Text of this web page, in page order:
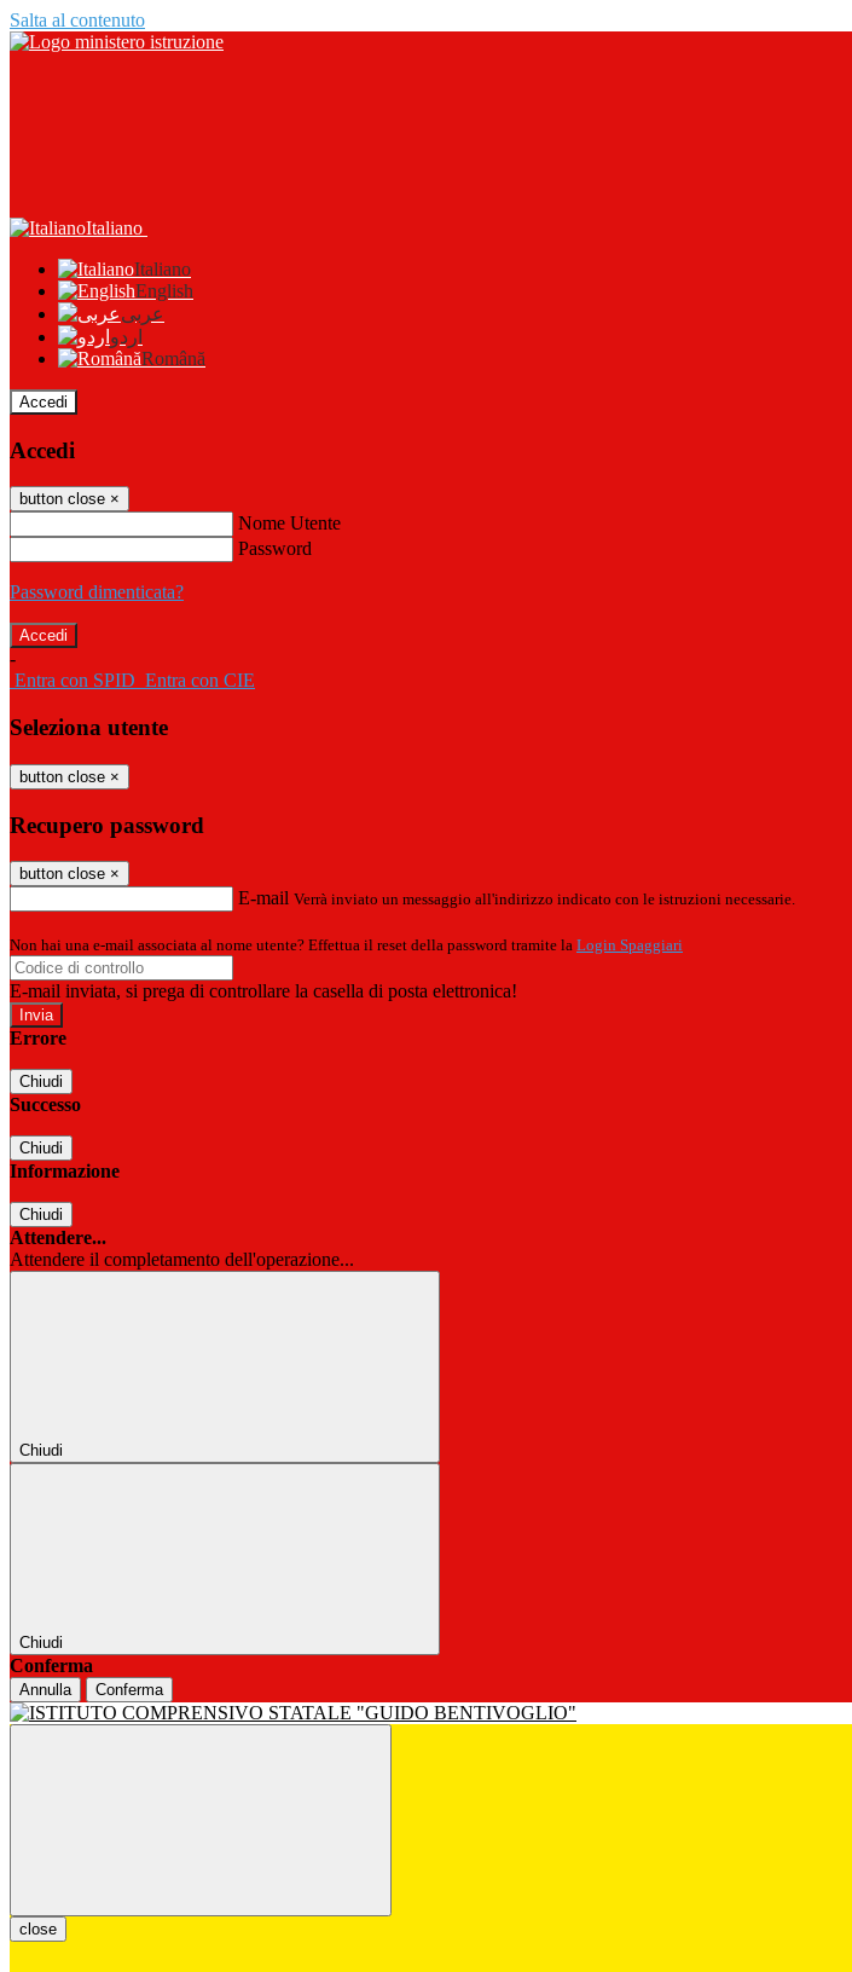
Salta al contenuto
Italiano
Italiano
English
عربى
اردو
Română
Accedi
Accedi
button close ×
Nome Utente
Password
Password dimenticata?
-
Entra con SPID Entra con CIE
Seleziona utente
button close ×
Recupero password
button close ×
E-mail Verrà inviato un messaggio all'indirizzo indicato con le istruzioni necessarie.
Non hai una e-mail associata al nome utente? Effettua il reset della password tramite la Login Spaggiari
E-mail inviata, si prega di controllare la casella di posta elettronica!
Errore
Chiudi
Successo
Chiudi
Informazione
Chiudi
Attendere...
Attendere il completamento dell'operazione...
Chiudi
Chiudi
Conferma
Annulla Conferma
close